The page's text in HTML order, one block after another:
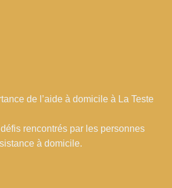
de l’aide à domicile à La Teste
rencontrés par les personnes
à domicile.